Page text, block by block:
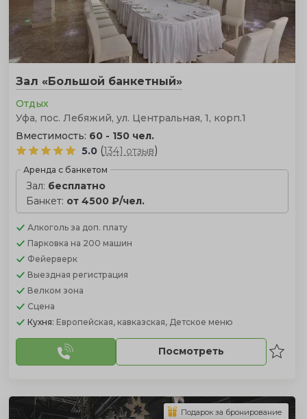
Зал «Большой банкетный»
Отдых
Уфа, пос. Лебяжий, ул. Центральная, 1, корп.1
Вместимость: 60 - 150 чел.
5.0 (1341 отзыв)
Аренда с банкетом
Зал: бесплатно
Банкет: от 4500 ₽/чел.
Алкоголь за доп. плату
Парковка на 200 машин
Фейерверк
Выездная регистрация
Велком зона
Сцена
Кухня: Европейская, кавказская, Детское меню
Посмотреть
Подарок за бронирование